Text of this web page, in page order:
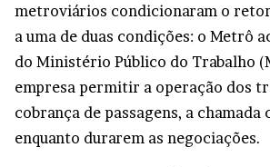
metroviários condicionaram o
a uma de duas condições: o Metrô
do Ministério Público do Trabalho
empresa permitir a operação dos
cobrança de passagens, a
enquanto durarem as negociações.